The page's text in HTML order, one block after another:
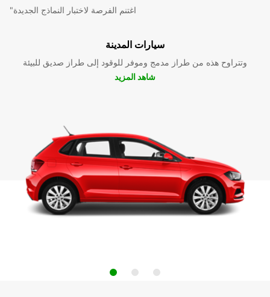
"اغتنم الفرصة لاختبار النماذج الجديدة
سيارات المدينة
وتتراوح هذه من طراز مدمج وموفر للوقود إلى طراز صديق للبيئة
شاهد المزيد